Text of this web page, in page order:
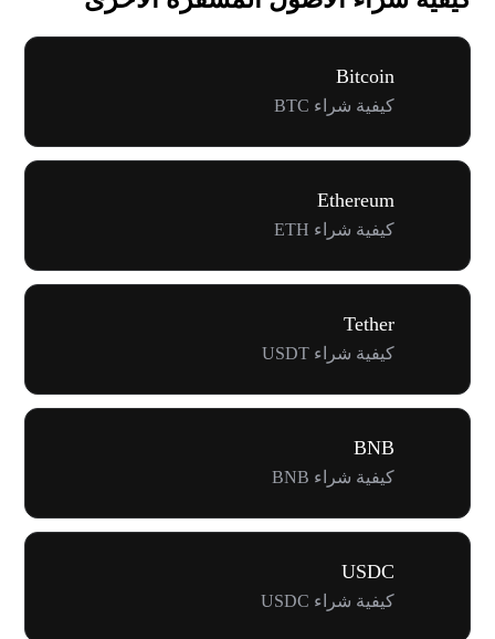
Bitcoin
كيفية شراء BTC
Ethereum
كيفية شراء ETH
Tether
كيفية شراء USDT
BNB
كيفية شراء BNB
USDC
كيفية شراء USDC